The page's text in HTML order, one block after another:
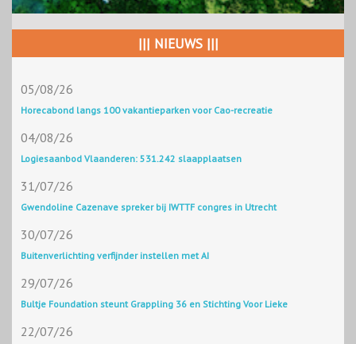
||| NIEUWS |||
05/08/26
Horecabond langs 100 vakantieparken voor Cao-recreatie
04/08/26
Logiesaanbod Vlaanderen: 531.242 slaapplaatsen
31/07/26
Gwendoline Cazenave spreker bij IWTTF congres in Utrecht
30/07/26
Buitenverlichting verfijnder instellen met AI
29/07/26
Bultje Foundation steunt Grappling 36 en Stichting Voor Lieke
22/07/26